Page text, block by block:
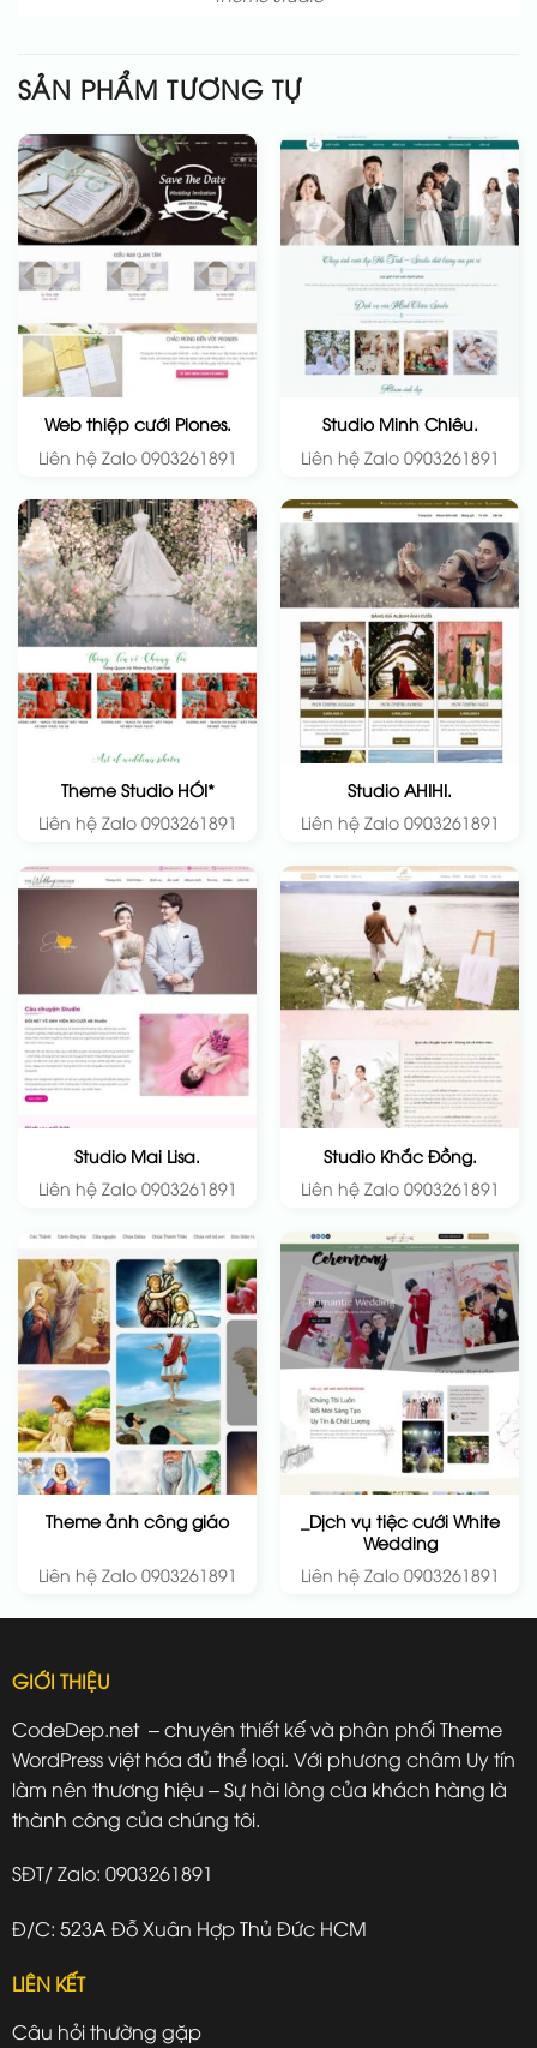
SẢN PHẨM TƯƠNG TỰ
Web thiệp cưới Piones.
Liên hệ Zalo 0903261891
Studio Minh Chiêu.
Liên hệ Zalo 0903261891
Theme Studio HÓI*
Liên hệ Zalo 0903261891
Studio AHIHI.
Liên hệ Zalo 0903261891
Studio Mai Lisa.
Liên hệ Zalo 0903261891
Studio Khắc Đồng.
Liên hệ Zalo 0903261891
Theme ảnh công giáo
Liên hệ Zalo 0903261891
_Dịch vụ tiệc cưới White
Wedding
Liên hệ Zalo 0903261891
GIỚI THIỆU
CodeDep.net – chuyên thiết kế và phân phối Theme
WordPress việt hóa đủ thể loại. Với phương châm Uy tín
làm nên thương hiệu – Sự hài lòng của khách hàng là
thành công của chúng tôi.
SĐT/ Zalo: 0903261891
Đ/C: 523A Đỗ Xuân Hợp Thủ Đức HCM
LIÊN KẾT
Câu hỏi thường gặp